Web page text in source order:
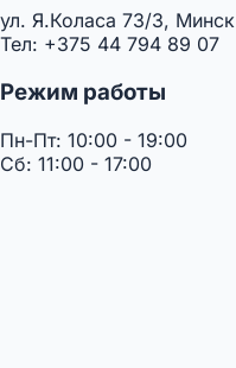
ул. Я.Коласа 73/3, Минск
Тел: +375 44 794 89 07
Режим работы
Пн-Пт: 10:00 - 19:00
Сб: 11:00 - 17:00